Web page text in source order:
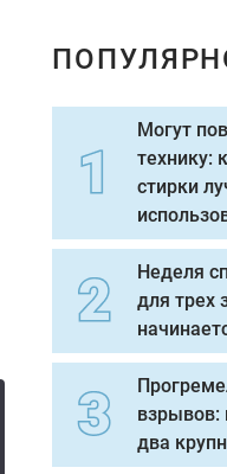
Могут
технику:
стирки
Неделя
для трех
взрывов:
два